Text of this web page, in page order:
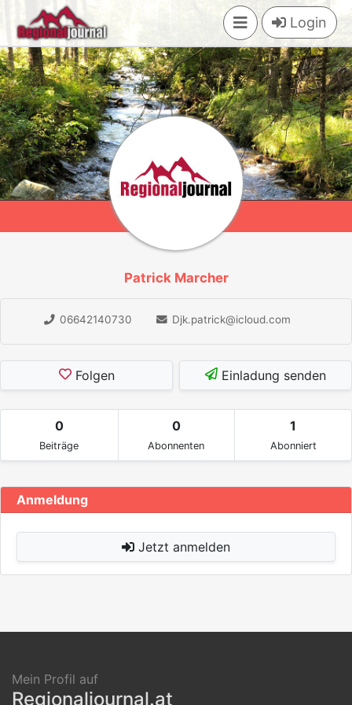
Login
Patrick Marcher
06642140730 Djk.patrick@icloud.com
Folgen Einladung senden
0
Beiträge
0
Abonnenten
1
Abonniert
Anmeldung
Jetzt anmelden
Mein Profil auf
Regionaljournal.at